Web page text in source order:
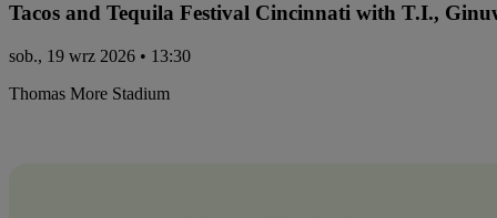
Tacos and Tequila Festival Cincinnati with T.I.,
sob., 19 wrz 2026 • 13:30
Thomas More Stadium